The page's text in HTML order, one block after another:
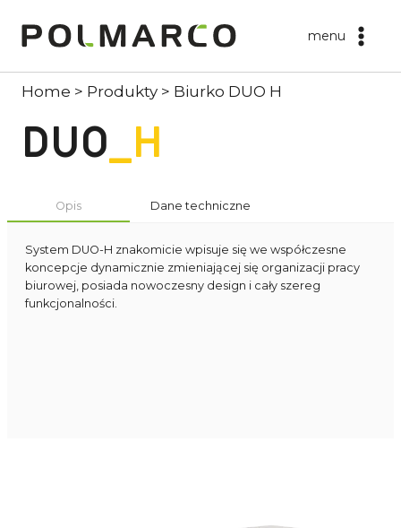
menu
Home > Produkty > Biurko DUO H
DUO_H
Opis Dane techniczne
System DUO-H znakomicie wpisuje się we współczesne
koncepcje dynamicznie zmieniającej się organizacji pracy
biurowej, posiada nowoczesny design i cały szereg
funkcjonalności.